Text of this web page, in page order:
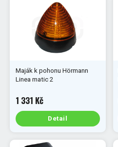
Maják k pohonu Hörmann
Linea matic 2
1 331 Kč
Detail